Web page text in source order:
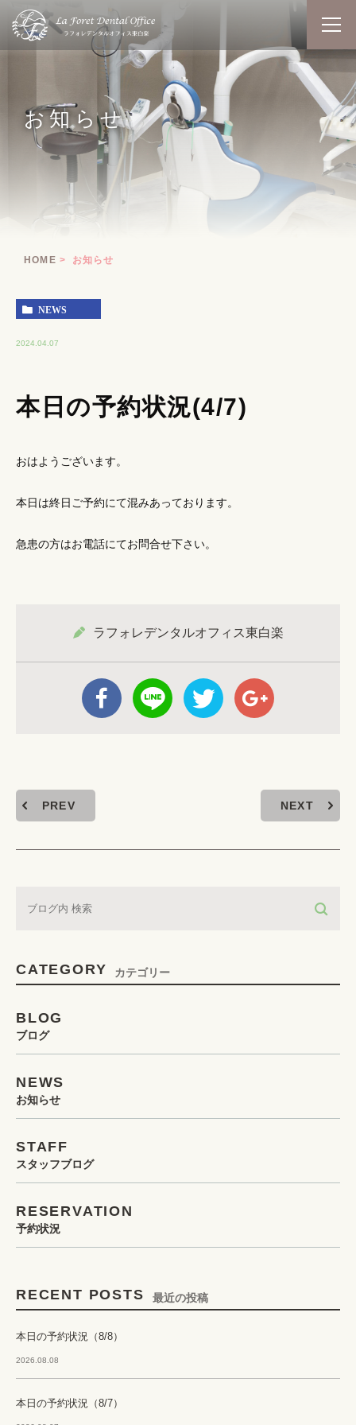
お知らせ
HOME お知らせ
NEWS
2024.04.07
本日の予約状況(4/7)
おはようございます。
本日は終日ご予約にて混みあっております。
急患の方はお電話にてお問合せ下さい。
ラフォレデンタルオフィス東白楽
PREV NEXT
CATEGORY カテゴリー
BLOG
ブログ
NEWS
お知らせ
STAFF
スタッフブログ
RESERVATION
予約状況
RECENT POSTS 最近の投稿
本日の予約状況（8/8）
2026.08.08
本日の予約状況（8/7）